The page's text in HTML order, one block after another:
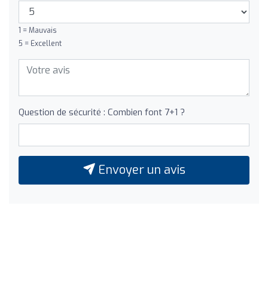
1 = Mauvais
5 = Excellent
Question de sécurité : Combien font 7+1 ?
Envoyer un avis